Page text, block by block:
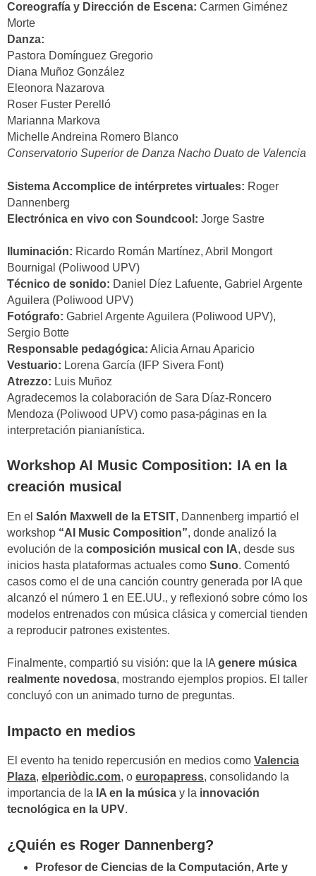
Coreografía y Dirección de Escena: Carmen Giménez
Morte
Danza:
Pastora Domínguez Gregorio
Diana Muñoz González
Eleonora Nazarova
Roser Fuster Perelló
Marianna Markova
Michelle Andreina Romero Blanco
Conservatorio Superior de Danza Nacho Duato de Valencia
Sistema Accomplice de intérpretes virtuales: Roger
Dannenberg
Electrónica en vivo con Soundcool: Jorge Sastre
Iluminación: Ricardo Román Martínez, Abril Mongort
Bournigal (Poliwood UPV)
Técnico de sonido: Daniel Díez Lafuente, Gabriel Argente
Aguilera (Poliwood UPV)
Fotógrafo: Gabriel Argente Aguilera (Poliwood UPV),
Sergio Botte
Responsable pedagógica: Alicia Arnau Aparicio
Vestuario: Lorena García (IFP Sivera Font)
Atrezzo: Luis Muñoz
Agradecemos la colaboración de Sara Díaz-Roncero
Mendoza (Poliwood UPV) como pasa-páginas en la
interpretación pianianística.
Workshop AI Music Composition: IA en la
creación musical
En el Salón Maxwell de la ETSIT, Dannenberg impartió el
workshop “AI Music Composition”, donde analizó la
evolución de la composición musical con IA, desde sus
inicios hasta plataformas actuales como Suno. Comentó
casos como el de una canción country generada por IA que
alcanzó el número 1 en EE.UU., y reflexionó sobre cómo los
modelos entrenados con música clásica y comercial tienden
a reproducir patrones existentes.
Finalmente, compartió su visión: que la IAgenere música
realmente novedosa, mostrando ejemplos propios. El taller
concluyó con un animado turno de preguntas.
Impacto en medios
El evento ha tenido repercusión en medios como Valencia
Plaza, elperiòdic.com, o europapress, consolidando la
importancia de la IA en la música y la innovación
tecnológica en la UPV.
¿Quién es Roger Dannenberg?
Profesor de Ciencias de la Computación, Arte y